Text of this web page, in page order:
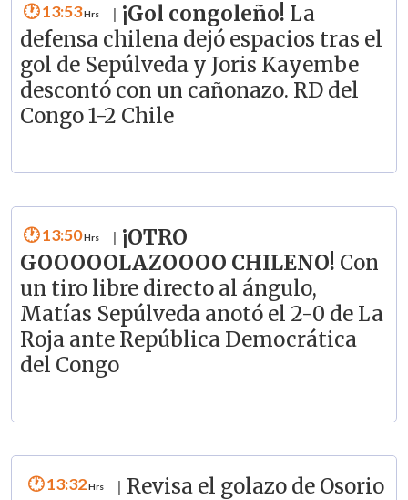
13:53 ¡Gol congoleño! La
defensa chilena dejó espacios tras el
gol de Sepúlveda y Joris Kayembe
descontó con un cañonazo. RD del
Congo 1-2 Chile
13:50
¡OTRO
GOOOOOLAZOOOO CHILENO! Con
un tiro libre directo al ángulo,
Matías Sepúlveda anotó el 2-0 de La
Roja ante República Democrática
del Congo
13:32 Revisa el golazo de Osorio